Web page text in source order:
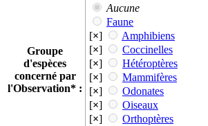
×]
Terril 87 (Lavoir
HÃ©nin Est)
[×]
Terril 95 95A
FOUQUIERES
[×] Terril 98 (Estevelles)
Groupe
d'espèces
concerné par
l'Observation* :
Aucune
Faune
[×]
Amphibiens
[×]
Coccinelles
[×]
Hétéroptères
[×]
Mammifères
[×]
Odonates
[×]
Oiseaux
[×]
Orthoptères